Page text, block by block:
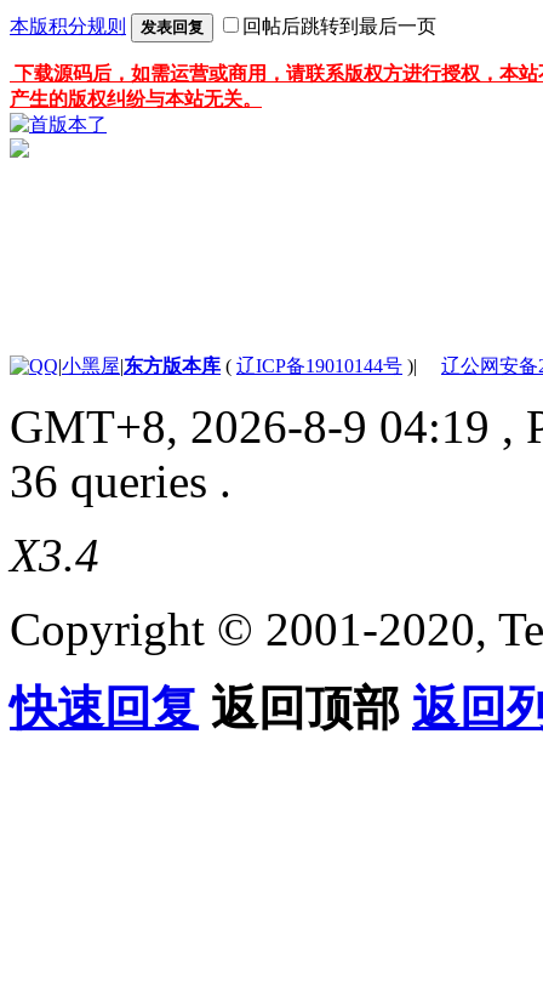
本版积分规则 发表回复 回帖后跳转到最后一页
下载源码后，如需运营或商用，请联系版权方进行授权，本
产生的版权纠纷与本站无关。
|小黑屋|东方版本库 ( 辽ICP备19010144号 )| 辽公网安备
GMT+8, 2026-8-9 04:19 ,
36 queries .
X3.4
Copyright © 2001-2020,
快速回复 返回顶部 返回